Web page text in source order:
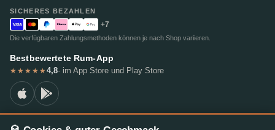
SICHERES BEZAHLEN
+7
Die verfügbaren Zahlungsmethoden können je nach Shop variieren.
Bestbewertete Rum-App
★★★★★4,8· im App Store und Play Store